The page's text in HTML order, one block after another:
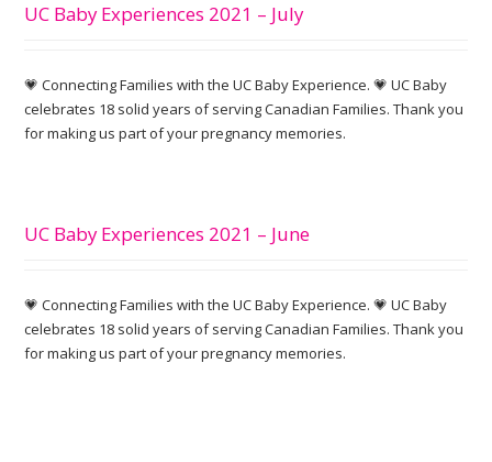
UC Baby Experiences 2021 – July
💗 Connecting Families with the UC Baby Experience. 💗 UC Baby
celebrates 18 solid years of serving Canadian Families. Thank you
for making us part of your pregnancy memories.
UC Baby Experiences 2021 – June
💗 Connecting Families with the UC Baby Experience. 💗 UC Baby
celebrates 18 solid years of serving Canadian Families. Thank you
for making us part of your pregnancy memories.